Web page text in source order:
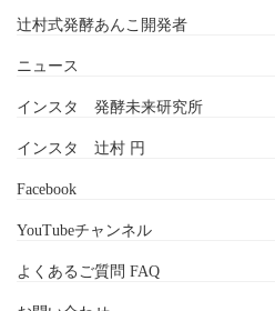
辻村式発酵あんこ開発者
ニュース
インスタ 発酵未来研究所
インスタ 辻村 円
Facebook
YouTubeチャンネル
よくあるご質問 FAQ